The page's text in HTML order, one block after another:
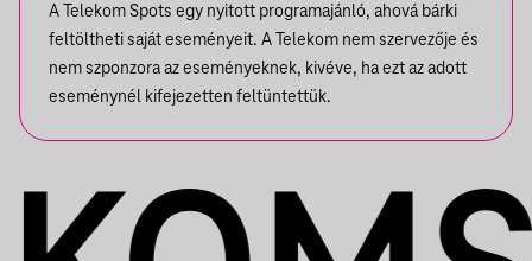
A Telekom Spots egy nyitott programajánló, ahová bárki
feltöltheti saját eseményeit. A Telekom nem szervezője és
nem szponzora az eseményeknek, kivéve, ha ezt az adott
eseménynél kifejezetten feltüntettük.